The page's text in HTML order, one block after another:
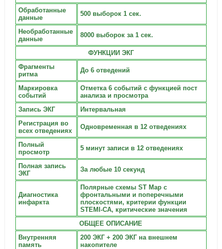
Обработанные
данные
500 выборок 1 сек.
Необработанные
данные
8000 выборок за 1 сек.
ФУНКЦИИ ЭКГ
Фрагменты
ритма
До 6 отведений
Маркировка
событий
Отметка 6 событий с функцией пост
анализа и просмотра
Запись ЭКГ
Интервальная
Регистрация во
всех отведениях
Одновременная в 12 отведениях
Полный
просмотр
5 минут записи в 12 отведениях
Полная запись
ЭКГ
За любые 10 секунд
Диагностика
инфаркта
Полярные схемы ST Map с
фронтальными и поперечными
плоскостями, критерии функции
STEMI-CA, критические значения
ОБЩЕЕ ОПИСАНИЕ
Внутренняя
память
200 ЭКГ + 200 ЭКГ на внешнем
накопителе